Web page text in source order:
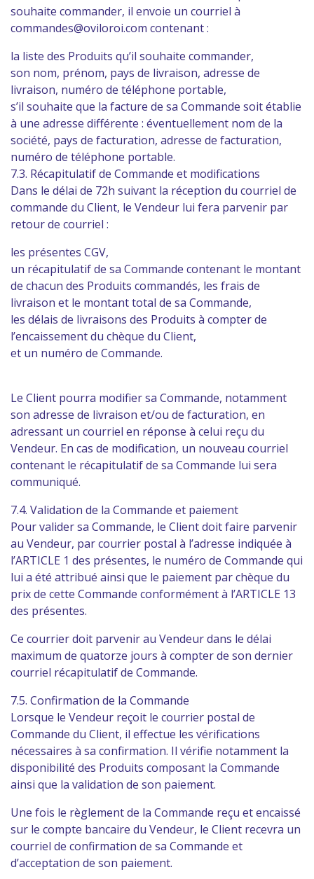
souhaite commander, il envoie un courriel à
commandes@oviloroi.com contenant :
la liste des Produits qu’il souhaite commander,
son nom, prénom, pays de livraison, adresse de
livraison, numéro de téléphone portable,
s’il souhaite que la facture de sa Commande soit établie
à une adresse différente : éventuellement nom de la
société, pays de facturation, adresse de facturation,
numéro de téléphone portable.
7.3. Récapitulatif de Commande et modifications
Dans le délai de 72h suivant la réception du courriel de
commande du Client, le Vendeur lui fera parvenir par
retour de courriel :
les présentes CGV,
un récapitulatif de sa Commande contenant le montant
de chacun des Produits commandés, les frais de
livraison et le montant total de sa Commande,
les délais de livraisons des Produits à compter de
l’encaissement du chèque du Client,
et un numéro de Commande.
Le Client pourra modifier sa Commande, notamment
son adresse de livraison et/ou de facturation, en
adressant un courriel en réponse à celui reçu du
Vendeur. En cas de modification, un nouveau courriel
contenant le récapitulatif de sa Commande lui sera
communiqué.
7.4. Validation de la Commande et paiement
Pour valider sa Commande, le Client doit faire parvenir
au Vendeur, par courrier postal à l’adresse indiquée à
l’ARTICLE 1 des présentes, le numéro de Commande qui
lui a été attribué ainsi que le paiement par chèque du
prix de cette Commande conformément à l’ARTICLE 13
des présentes.
Ce courrier doit parvenir au Vendeur dans le délai
maximum de quatorze jours à compter de son dernier
courriel récapitulatif de Commande.
7.5. Confirmation de la Commande
Lorsque le Vendeur reçoit le courrier postal de
Commande du Client, il effectue les vérifications
nécessaires à sa confirmation. Il vérifie notamment la
disponibilité des Produits composant la Commande
ainsi que la validation de son paiement.
Une fois le règlement de la Commande reçu et encaissé
sur le compte bancaire du Vendeur, le Client recevra un
courriel de confirmation de sa Commande et
d’acceptation de son paiement.